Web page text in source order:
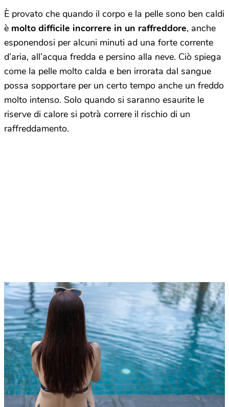
È provato che quando il corpo e la pelle sono ben caldi
è molto difficile incorrere in un raffreddore, anche
esponendosi per alcuni minuti ad una forte corrente
d’aria, all’acqua fredda e persino alla neve. Ciò spiega
come la pelle molto calda e ben irrorata dal sangue
possa sopportare per un certo tempo anche un freddo
molto intenso. Solo quando si saranno esaurite le
riserve di calore si potrà correre il rischio di un
raffreddamento.